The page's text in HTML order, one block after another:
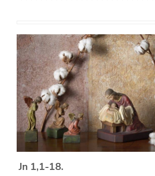
Jn 1,1-18.